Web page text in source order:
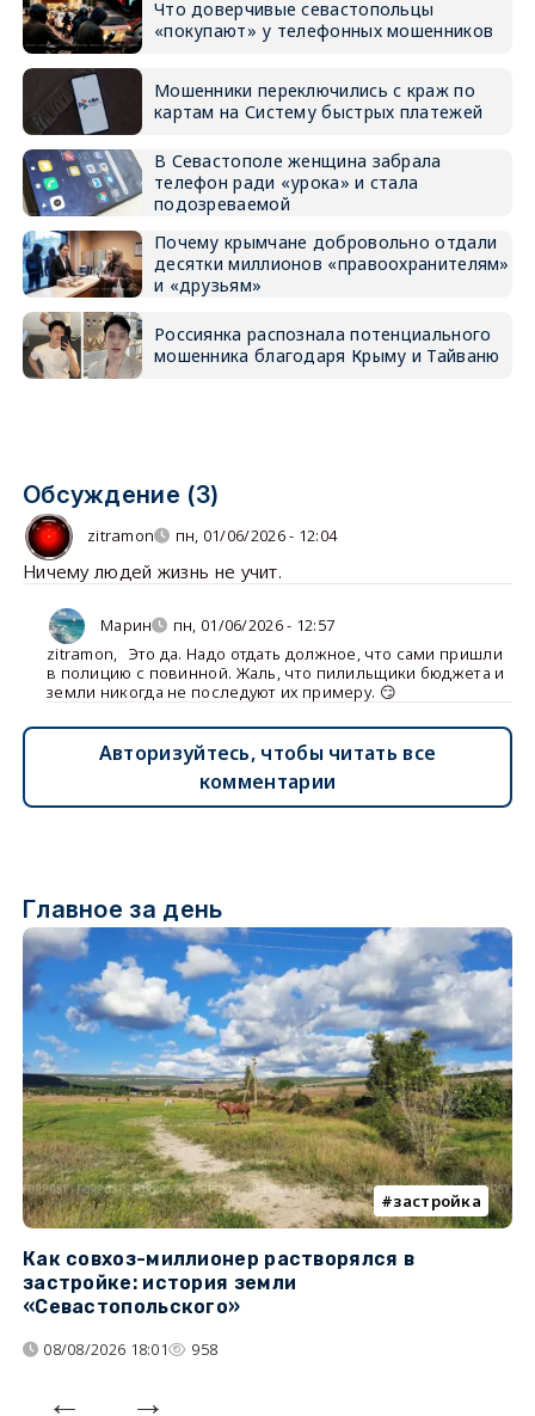
Что доверчивые севастопольцы
«покупают» у телефонных мошенников
Мошенники переключились с краж по
картам на Систему быстрых платежей
В Севастополе женщина забрала
телефон ради «урока» и стала
подозреваемой
Почему крымчане добровольно отдали
десятки миллионов «правоохранителям»
и «друзьям»
Россиянка распознала потенциального
мошенника благодаря Крыму и Тайваню
Обсуждение (3)
zitramon пн, 01/06/2026 - 12:04
Ничему людей жизнь не учит.
Марин
пн, 01/06/2026 - 12:57
zitramon, Это да. Надо отдать должное, что сами пришли
в полицию с повинной. Жаль, что пилильщики бюджета и
земли никогда не последуют их примеру. 😏
Авторизуйтесь, чтобы читать все
комментарии
Главное за день
застройка
Как совхоз-миллионер растворялся в
застройке: история земли
«Севастопольского»
08/08/2026 18:01 958